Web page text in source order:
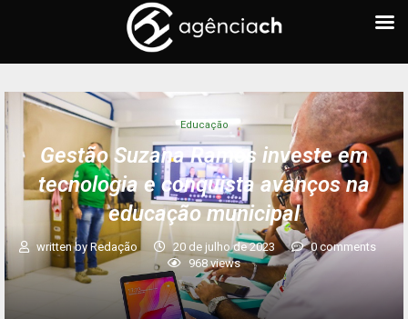
Educação
Gestão Suzana Ramos investe em
tecnologia e conquista avanços na
educação municipal
written by Redação 20 de julho de 2023
0 comments
968views